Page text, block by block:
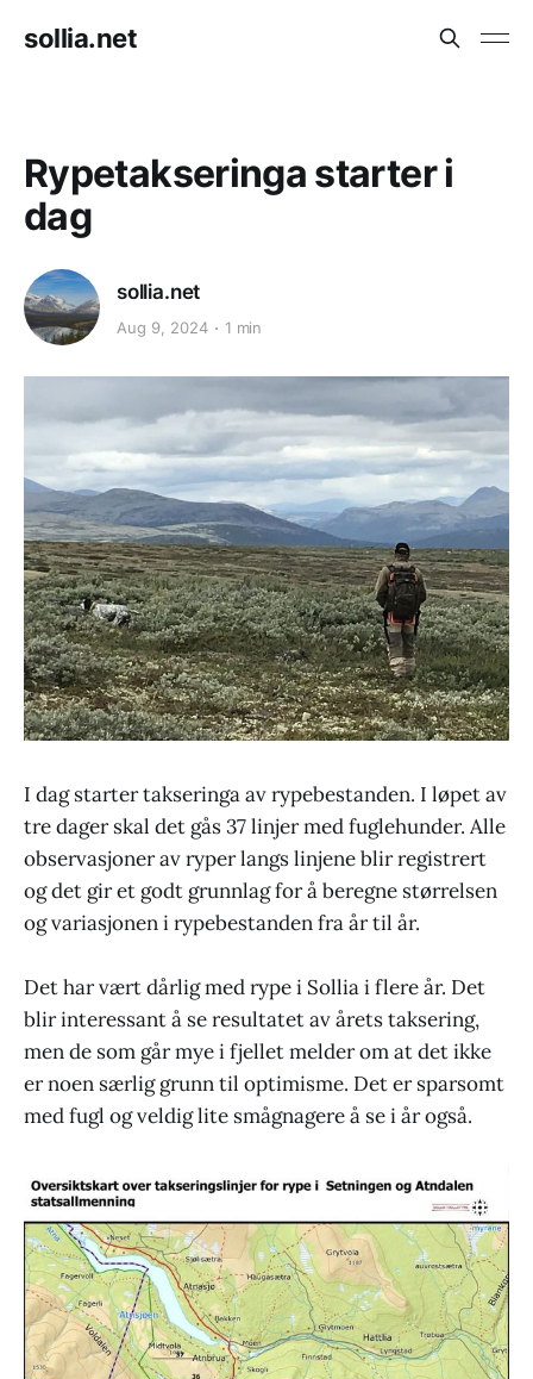
sollia.net
Rypetakseringa starter i
dag
sollia.net
Aug 9, 2024 1 min
I dag starter takseringa av rypebestanden. I løpet av
tre dager skal det gås 37 linjer med fuglehunder. Alle
observasjoner av ryper langs linjene blir registrert
og det gir et godt grunnlag for å beregne størrelsen
og variasjonen i rypebestanden fra år til år.
Det har vært dårlig med rype i Sollia i flere år. Det
blir interessant å se resultatet av årets taksering,
men de som går mye i fjellet melder om at det ikke
er noen særlig grunn til optimisme. Det er sparsomt
med fugl og veldig lite smågnagere å se i år også.